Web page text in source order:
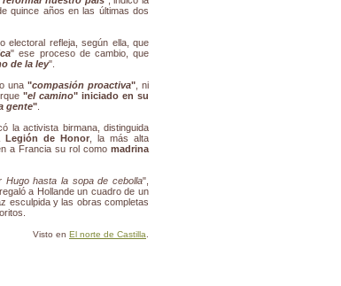
quince años en las últimas dos
electoral refleja, según ella, que
" ese proceso de cambio, que
de la ley".
una "compasión proactiva" , ni
"el camino" iniciado en su
gente"
la activista birmana, distinguida
Legión de Honor , la más alta
a Francia su rol como madrina
hasta la sopa de cebolla",
a Hollande un cuadro de un
esculpida y las obras completas
Visto en El norte de Castilla